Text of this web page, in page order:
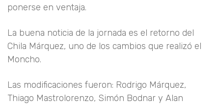
ponerse en ventaja.
La buena noticia de la jornada es el retorno del
Chila Márquez, uno de los cambios que realizó el
Moncho.
Las modificaciones fueron: Rodrigo Márquez,
Thiago Mastrolorenzo, Simón Bodnar y Alan